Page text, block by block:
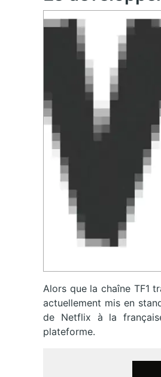
Alors que la chaîne TF1
actuellement mis en
de Netflix à la
plateforme.